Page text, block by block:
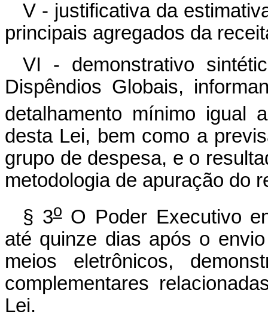
V - justificativa da
principais agregados da
VI - demonstrativo
Dispêndios Globais,
detalhamento mínimo igual
desta Lei, bem como a
grupo de despesa, e o
metodologia de apuração do
§ 3oO Poder Executivo
até quinze dias após o
meios eletrônicos,
complementares
Lei.